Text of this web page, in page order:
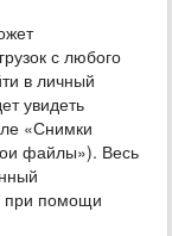
с любого
в личный
увидеть
«Снимки
файлы»). Весь
при помощи